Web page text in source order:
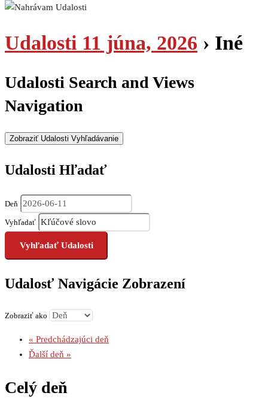
Udalosti 11 júna, 2026 › Iné
Udalosti Search and Views
Navigation
Zobraziť Udalosti Vyhľadávanie
Udalosti Hľadať
Deň
Vyhľadať
Udalosť Navigácie Zobrazení
Zobraziť ako
« Predchádzajúci deň
Ďalší deň »
Celý deň